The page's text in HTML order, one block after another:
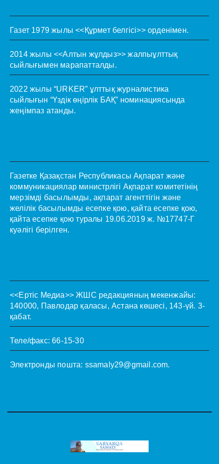
Газет 1979 жылы <<Құрмет белгісі>> орденімен.
2014 жылы <<Алтын жұлдыз>> жалпыұлттық
сыйлығымен марапатталды.
2022 жылы “URKER” ұлттық журналистика
сыйлығын “Үздік өңірлік БАҚ” номинациясында
жеңімпаз атанды.
Газетке Қазақстан Республикасы Ақпарат және
коммуникациялар министрлігі Ақпарат комитетінің
мерзімді басылымды, ақпарат агенттігін және
желілік басылымды есепке қою, қайта есепке қою,
қайта есепке қою туралы 19.06.2019 ж. №17747-Г
куәлігі берілген.
<<Ертіс Медиа>> ЖШС редакцияның мекенжайы:
140000, Павлодар қаласы, Астана көшесі, 143-үй. 3-
қабат.
Теле/факс: 66-15-30
Электронды пошта: ssamaly29@gmail.com.